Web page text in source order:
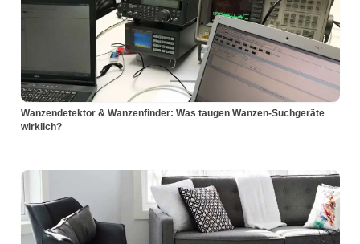
Wanzendetektor & Wanzenfinder: Was taugen Wanzen-Suchgeräte
wirklich?